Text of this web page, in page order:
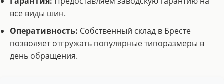
все виды шин.
Оперативность: Собственный склад в Бресте
позволяет отгружать популярные типоразмеры в
день обращения.